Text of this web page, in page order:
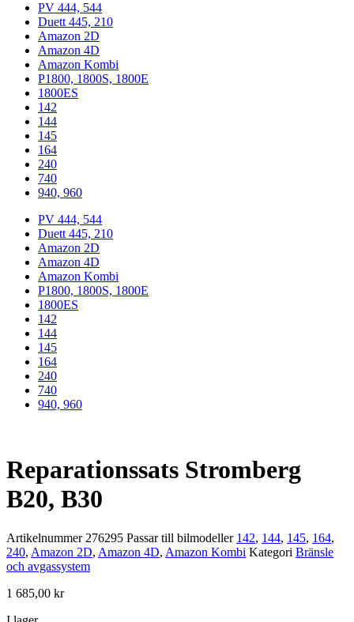
PV 444, 544
Duett 445, 210
Amazon 2D
Amazon 4D
Amazon Kombi
P1800, 1800S, 1800E
1800ES
142
144
145
164
240
740
940, 960
PV 444, 544
Duett 445, 210
Amazon 2D
Amazon 4D
Amazon Kombi
P1800, 1800S, 1800E
1800ES
142
144
145
164
240
740
940, 960
Reparationssats Stromberg
B20, B30
Artikelnummer 276295 Passar till bilmodeller 142, 144, 145, 164,
240, Amazon 2D, Amazon 4D, Amazon Kombi Kategori Bränsle
och avgassystem
1 685,00 kr